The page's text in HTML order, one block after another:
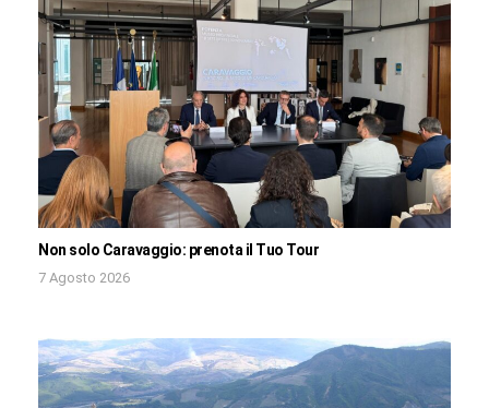
Non solo Caravaggio: prenota il Tuo Tour
7 Agosto 2026